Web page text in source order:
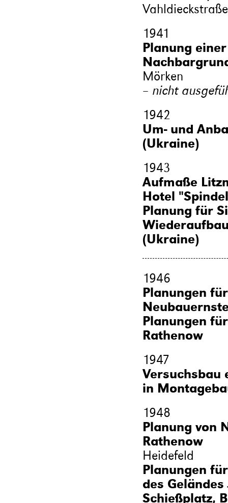
1941
Planung
Mörken
– nicht
1942
Um- und
(Ukraine)
1943
Aufmaße
Hotel
Planung für
(Ukraine)
1946
Planungen
Planungen
Rathenow
1947
Versuchsbau
in
1948
Planung von
Rathenow
Heidefeld
Planungen
des
Schießplatz,